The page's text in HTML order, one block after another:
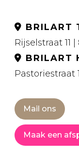
BRILART
Rijselstraat 11
BRILART
Pastoriestraat
Mail ons
Maak een